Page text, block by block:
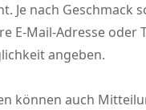
Je nach Geschmack
E-Mail-Adresse oder
angeben.
können auch